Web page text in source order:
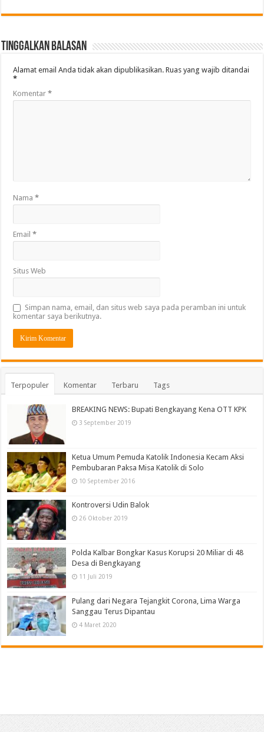
Tinggalkan Balasan
Alamat email Anda tidak akan dipublikasikan. Ruas yang wajib ditandai
*
Komentar*
Nama*
Email*
Situs Web
Simpan nama, email, dan situs web saya pada peramban ini untuk
komentar saya berikutnya.
Terpopuler Komentar Terbaru Tags
BREAKING NEWS: Bupati Bengkayang Kena OTT KPK
3 September 2019
Ketua Umum Pemuda Katolik Indonesia Kecam Aksi
Pembubaran Paksa Misa Katolik di Solo
10 September 2016
Kontroversi Udin Balok
26 Oktober 2019
Polda Kalbar Bongkar Kasus Korupsi 20 Miliar di 48
Desa di Bengkayang
11 Juli 2019
Pulang dari Negara Tejangkit Corona, Lima Warga
Sanggau Terus Dipantau
4 Maret 2020